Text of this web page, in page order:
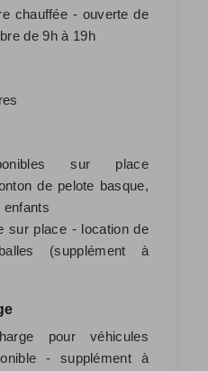
chauffée - ouverte de
de 9h à 19h
sur place
de pelote basque,
enfants
sur place - location de
(supplément à
pour véhicules
- supplément à